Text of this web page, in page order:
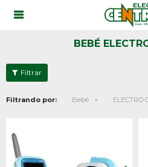

BEBÉ
Filtrando por: Bebé ELECTRO